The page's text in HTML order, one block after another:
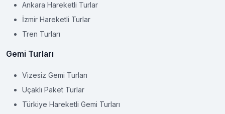
Ankara Hareketli Turlar
İzmir Hareketli Turlar
Tren Turları
Gemi Turları
Vizesiz Gemi Turları
Uçaklı Paket Turlar
Türkiye Hareketli Gemi Turları